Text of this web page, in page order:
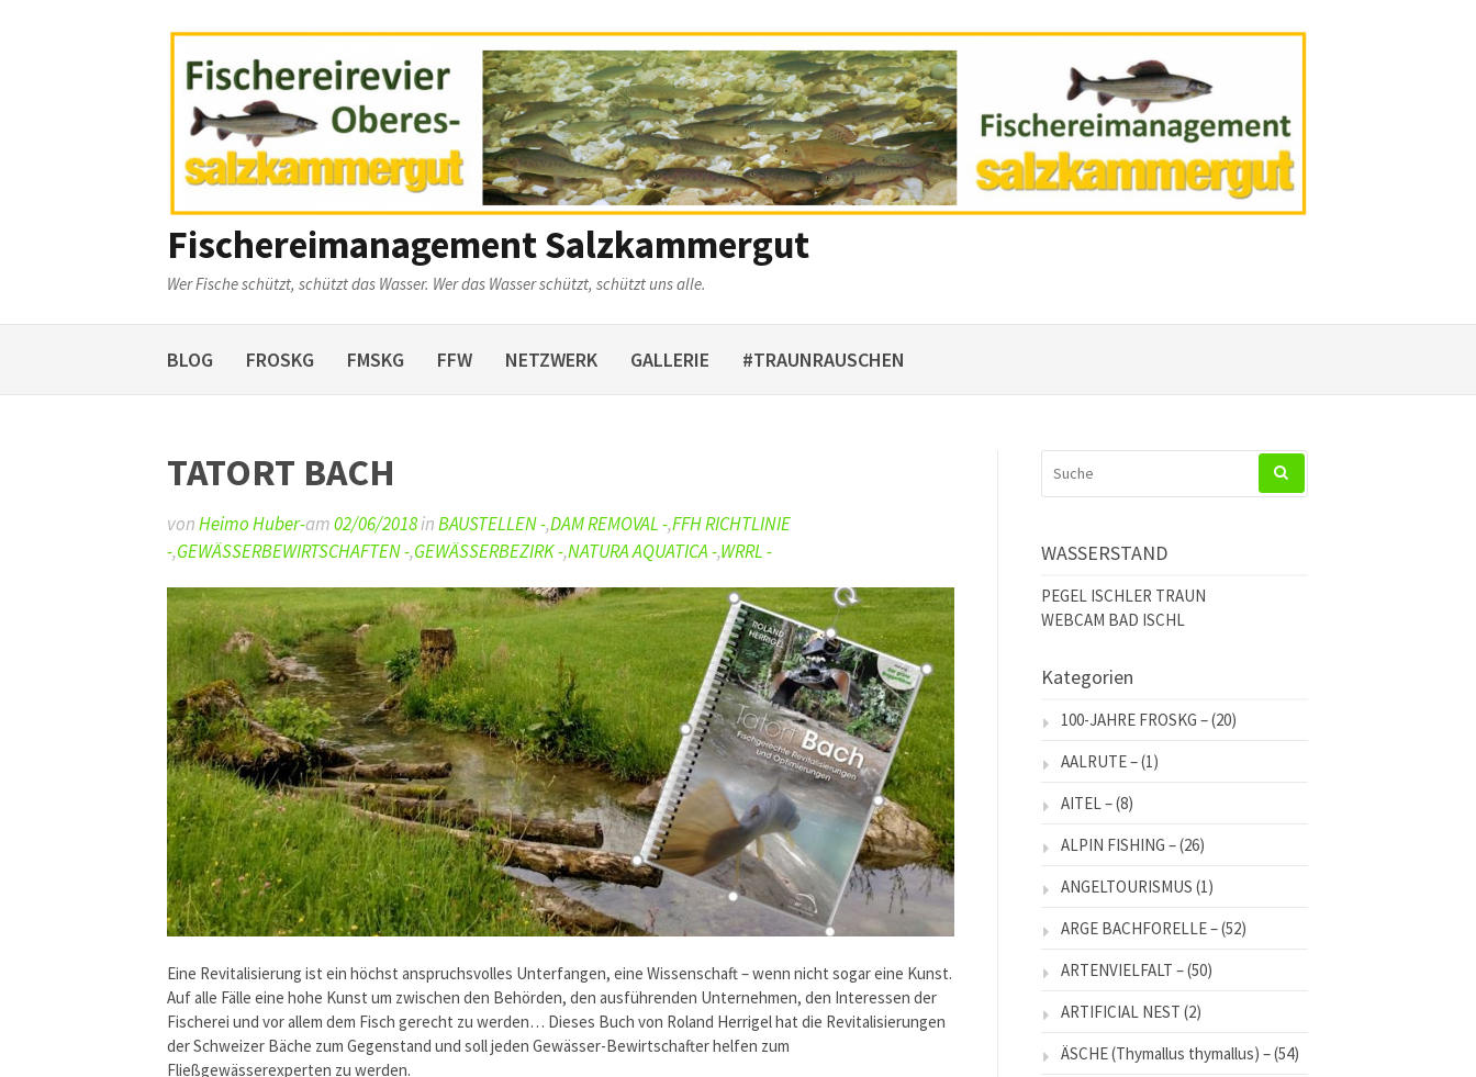
Fischereimanagement Salzkammergut
Wer Fische schützt, schützt das Wasser. Wer das Wasser schützt, schützt uns alle.
BLOG FROSKG FMSKG FFW NETZWERK GALLERIE #TRAUNRAUSCHEN
TATORT BACH
vonHeimo Huber-am02/06/2018inBAUSTELLEN -,DAM REMOVAL -,FFH RICHTLINIE
-,GEWÄSSERBEWIRTSCHAFTEN -,GEWÄSSERBEZIRK -,NATURA AQUATICA -,WRRL -
Eine Revitalisierung ist ein höchst anspruchsvolles Unterfangen, eine Wissenschaft – wenn nicht sogar eine Kunst.
Auf alle Fälle eine hohe Kunst um zwischen den Behörden, den ausführenden Unternehmen, den Interessen der
Fischerei und vor allem dem Fisch gerecht zu werden… Dieses Buch von Roland Herrigel hat die Revitalisierungen
der Schweizer Bäche zum Gegenstand und soll jeden Gewässer-Bewirtschafter helfen zum
Fließgewässerexperten zu werden.
NACH:
WASSERSTAND
PEGEL ISCHLER TRAUN
WEBCAM BAD ISCHL
Kategorien
100-JAHRE FROSKG –(20)
AALRUTE –(1)
AITEL –(8)
ALPIN FISHING –(26)
ANGELTOURISMUS (1)
ARGE BACHFORELLE –(52)
ARTENVIELFALT –(50)
ARTIFICIAL NEST (2)
ÄSCHE (Thymallus thymallus) –(54)